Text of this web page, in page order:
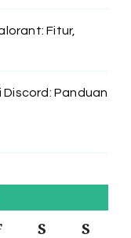
Fitur,
Panduan
S S